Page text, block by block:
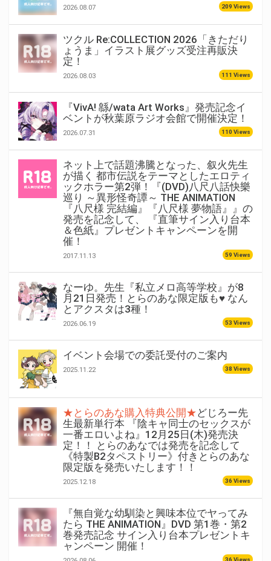
2026.08.07 209 Views
ツクル Re:COLLECTION 2026「きただり
ょうま」イラスト展グッズ受注再販決
定！
2026.08.03 111 Views
『VivA! 緜/wata Art Works』発売記念イ
ベントが秋葉原ラジオ会館で開催決定！
2026.07.31 110 Views
ネット上で話題沸騰となった、叙火先生
が描く 都市伝説をテーマとしたエロティ
ックホラー第2弾！『(DVD)八尺八話快樂
巡り ～異形怪奇譚～ THE ANIMATION
『八尺様 完結編』『八尺様 夢物語』』の
発売を記念して、 『直筆サイン入り台本
＆色紙』プレゼントキャンペーンを開
催！
2017.11.13 59 Views
なーゆ。先生『私立メロ高等学校』が8
月21日発売！とらのあな限定版も♥ なん
とアクスタは3種！
2026.06.19 53 Views
イベント会場での委託受付のご案内
2025.11.22 38 Views
★とらのあな購入特典公開★どじろー先
生最新単行本 『陰キャ同士のセックスが
一番エロいよね』12月25日(木)発売決
定！！ とらのあなでは発売を記念して
《特製B2タペストリー》付きとらのあな
限定版を発売いたします！！
2025.12.18 36 Views
『無自覚な幼馴染と興味本位でヤってみ
たら THE ANIMATION』DVD 第1巻・第2
巻発売記念 サイン入り台本プレゼントキ
ャンペーン 開催！